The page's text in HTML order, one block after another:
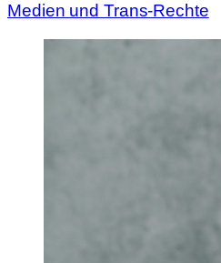
Medien und Trans-Rechte